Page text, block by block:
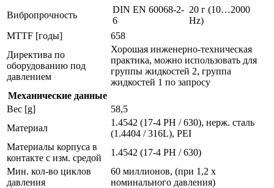
Вибропрочность
DIN EN 60068-2-
6
20 г (10…2000
Hz)
MTTF [годы]
658
Директива по
оборудованию под
давлением
Хорошая инженерно-техническая
практика, можно использовать для
группы жидкостей 2, группа
жидкостей 1 по запросу
Механические данные
Вес [g]
58,5
Материал
1.4542 (17-4 PH / 630), нерж. сталь
(1.4404 / 316L), PEI
Материалы корпуса в
контакте с изм. средой
1.4542 (17-4 PH / 630)
Мин. кол-во циклов
давления
60 миллионов, (при 1,2 х
номинального давления)